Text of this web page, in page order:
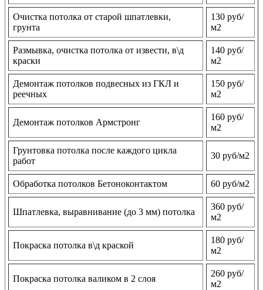
Очистка потолка от старой шпатлевки,
грунта
130 руб/
м2
Размывка, очистка потолка от извести, в\д
краски
140 руб/
м2
Демонтаж потолков подвесных из ГКЛ и
реечных
150 руб/
м2
Демонтаж потолков Армстронг
160 руб/
м2
Грунтовка потолка после каждого цикла
работ
30 руб/м2
Обработка потолков Бетоноконтактом 60 руб/м2
Шпатлевка, выравнивание (до 3 мм) потолка
360 руб/
м2
Покраска потолка в\д краской
180 руб/
м2
Покраска потолка валиком в 2 слоя
260 руб/
м2